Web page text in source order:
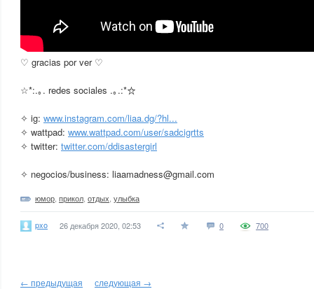
♡ gracias por ver ♡
☆*:.｡. redes sociales .｡.:*☆
✧ ig: www.instagram.com/liaa.dg/?hl...
✧ wattpad: www.wattpad.com/user/sadcigrtts
✧ twitter: twitter.com/ddisastergirl
✧ negocios/business: liaamadness@gmail.com
юмор прикол отдых улыбка
pxo 26 декабря 2020, 02:53 0 700
← предыдущая
следующая →